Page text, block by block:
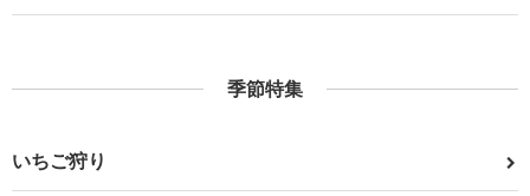
季節特集
いちご狩り